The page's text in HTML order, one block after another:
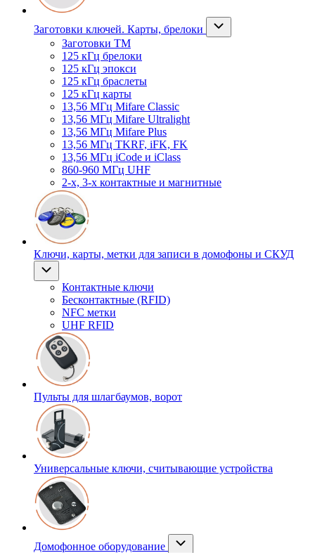
Заготовки ключей. Карты, брелоки
Заготовки ТМ
125 кГц брелоки
125 кГц эпокси
125 кГц браслеты
125 кГц карты
13,56 МГц Mifare Classic
13,56 МГц Mifare Ultralight
13,56 МГц Mifare Plus
13,56 МГц TKRF, iFK, FK
13,56 МГц iCode и iClass
860-960 МГц UHF
2-х, 3-х контактные и магнитные
Ключи, карты, метки для записи в домофоны и СКУД
Контактные ключи
Бесконтактные (RFID)
NFC метки
UHF RFID
Пульты для шлагбаумов, ворот
Универсальные ключи, считывающие устройства
Домофонное оборудование